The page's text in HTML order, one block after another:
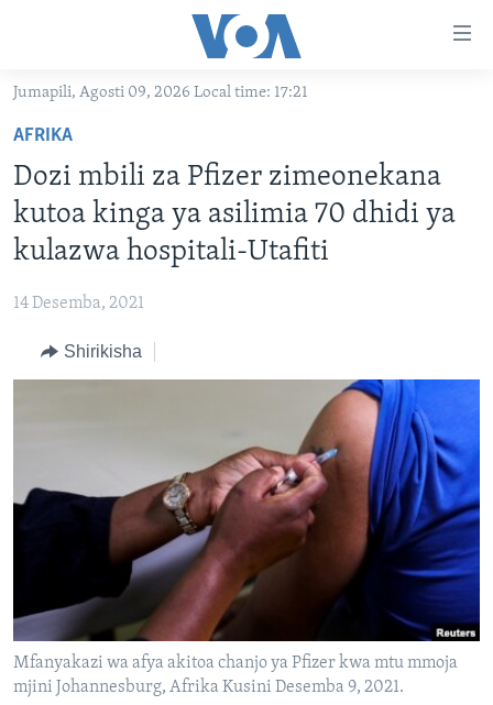
Nenda
kuu
Nenda
katika
urambazaji
Nenda
tafuta
TANZANIA
JAMHURI YA KIDEMOKRASIA YA KONGO
UGANDA
BURUNDI
DUNIANI LEO
MAISHA NA AFYA
MATANGAZO YETU
ALFAJIRI 0300 UTC
JIONI 1630 UTC
KWA UNDANI 1800 UTC
JARIDA LA WIKIENDI
Jumapili, Agosti 09, 2026 Local time: 17:21
AFRIKA
Dozi mbili za Pfizer zimeonekana
kutoa kinga ya asilimia 70 dhidi ya
kulazwa hospitali-Utafiti
14 Desemba, 2021
Shirikisha
Mfanyakazi wa afya akitoa chanjo ya Pfizer kwa mtu mmoja
mjini Johannesburg, Afrika Kusini Desemba 9, 2021.